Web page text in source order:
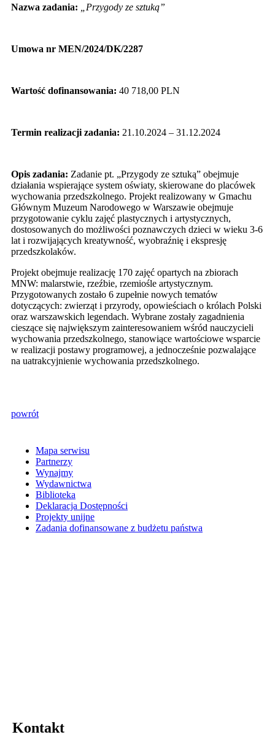
Nazwa zadania: „Przygody ze sztuką”
Umowa nr MEN/2024/DK/2287
Wartość dofinansowania: 40 718,00 PLN
Termin realizacji zadania: 21.10.2024 – 31.12.2024
Opis zadania: Zadanie pt. „Przygody ze sztuką” obejmuje
działania wspierające system oświaty, skierowane do placówek
wychowania przedszkolnego. Projekt realizowany w Gmachu
Głównym Muzeum Narodowego w Warszawie obejmuje
przygotowanie cyklu zajęć plastycznych i artystycznych,
dostosowanych do możliwości poznawczych dzieci w wieku 3-6
lat i rozwijających kreatywność, wyobraźnię i ekspresję
przedszkolaków.
Projekt obejmuje realizację 170 zajęć opartych na zbiorach
MNW: malarstwie, rzeźbie, rzemiośle artystycznym.
Przygotowanych zostało 6 zupełnie nowych tematów
dotyczących: zwierząt i przyrody, opowieściach o królach Polski
oraz warszawskich legendach. Wybrane zostały zagadnienia
cieszące się największym zainteresowaniem wśród nauczycieli
wychowania przedszkolnego, stanowiące wartościowe wsparcie
w realizacji postawy programowej, a jednocześnie pozwalające
na uatrakcyjnienie wychowania przedszkolnego.
powrót
Mapa serwisu
Partnerzy
Wynajmy
Wydawnictwa
Biblioteka
Deklaracja Dostępności
Projekty unijne
Zadania dofinansowane z budżetu państwa
Kontakt